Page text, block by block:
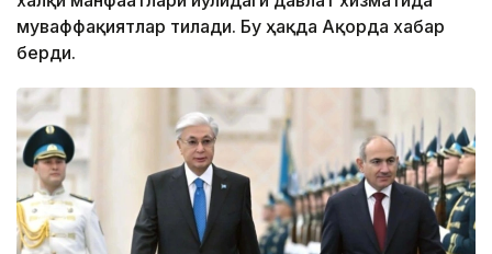
муваффақиятлар тилади. Бу ҳақда Ақорда хабар
берди.